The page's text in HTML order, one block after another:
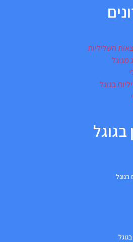
השליליות
מגוגל
בגוגל
בגוגל